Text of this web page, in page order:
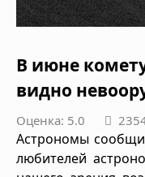
В июне
видно
Оценка: 5.0
Астрономы
любителей